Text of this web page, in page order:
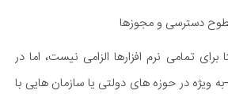
دسترسی و مجوزها
برای تمامی نرم افزارها الزامی نیست، اما در
در حوزه های دولتی یا سازمان هایی با